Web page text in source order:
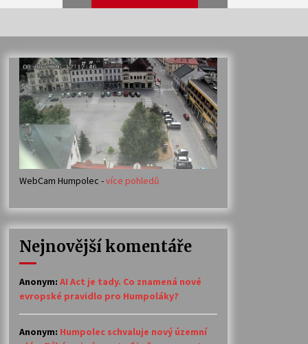
Veselí muzikanti
30. 7. 2026
Votavžatský ploty
23. 7. 2026
14. 7. 2026
30. 6. 2026
WebCam Humpolec -více pohledů
Nejnovější komentáře
Anonym: AI Act je tady. Co znamená nové
evropské pravidlo pro Humpoláky?
Anonym: Humpolec schvaluje nový územní